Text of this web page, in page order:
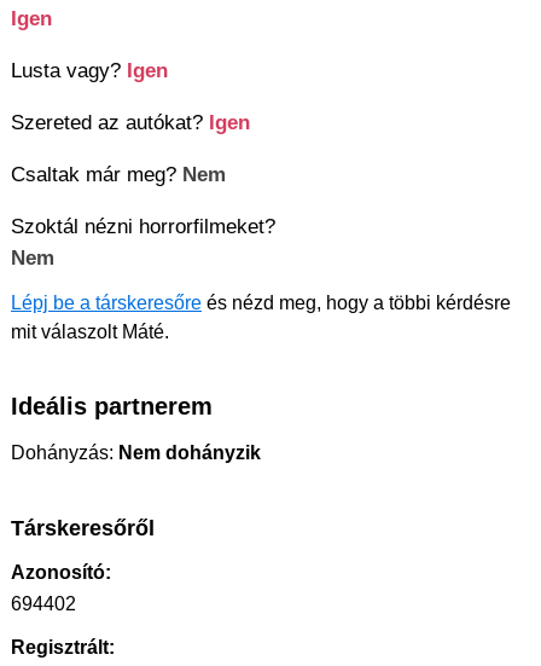
Igen
Lusta vagy? Igen
Szereted az autókat? Igen
Csaltak már meg? Nem
Szoktál nézni horrorfilmeket?
Nem
Lépj be a társkeresőre és nézd meg, hogy a többi kérdésre
mit válaszolt Máté.
Ideális partnerem
Dohányzás: Nem dohányzik
Társkeresőről
Azonosító:
694402
Regisztrált: